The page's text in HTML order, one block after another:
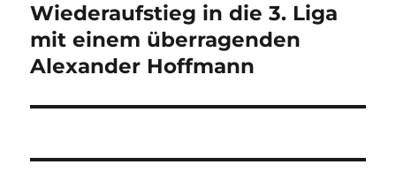
Nächster
Beitrag:
Wiederaufstieg in die 3. Liga
mit einem überragenden
Alexander Hoffmann